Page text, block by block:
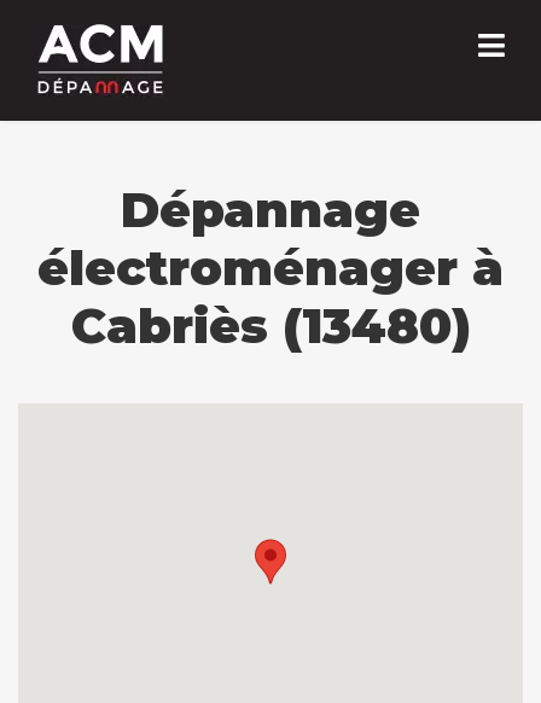
Dépannage
électroménager à
Cabriès (13480)